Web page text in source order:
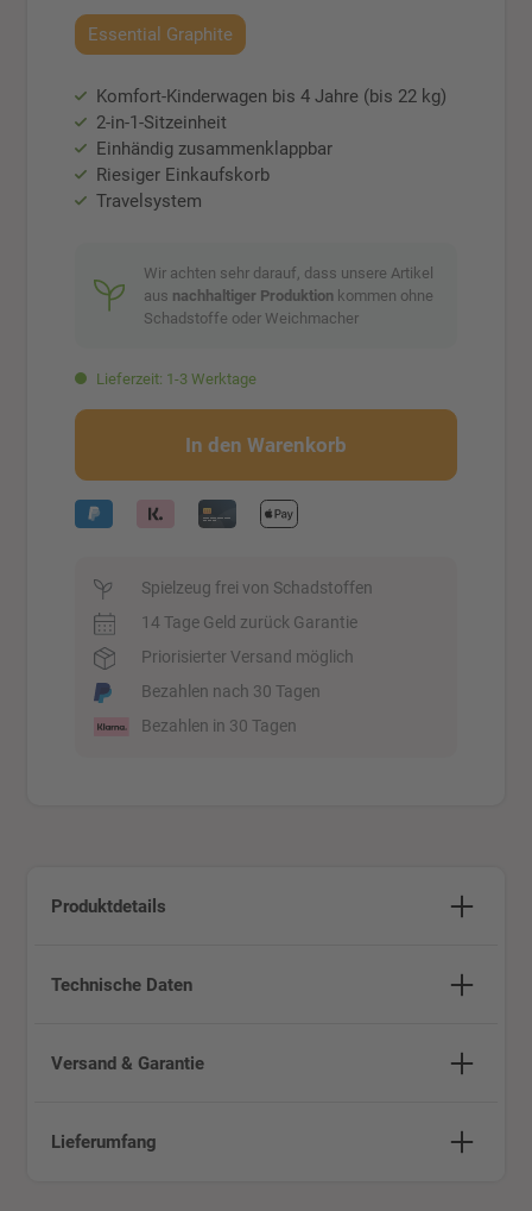
Essential Graphite
Komfort-Kinderwagen bis 4 Jahre (bis 22 kg)
2-in-1-Sitzeinheit
Einhändig zusammenklappbar
Riesiger Einkaufskorb
Travelsystem
Wir achten sehr darauf, dass unsere Artikel
aus nachhaltiger Produktionkommen ohne
Schadstoffe oder Weichmacher
Lieferzeit: 1-3 Werktage
In den Warenkorb
Spielzeug frei von Schadstoffen
14 Tage Geld zurück Garantie
Priorisierter Versand möglich
Bezahlen nach 30 Tagen
Bezahlen in 30 Tagen
Produktdetails
Technische Daten
Versand & Garantie
Lieferumfang